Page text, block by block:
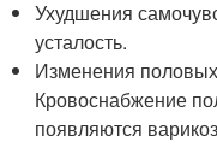
Ухудшения
усталость.
Изменения
Кровоснабжение
появляются